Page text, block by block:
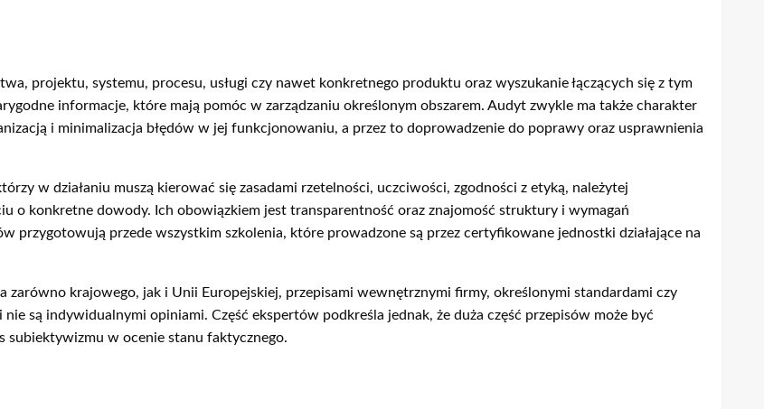
projektu, systemu, procesu, usługi czy nawet konkretnego produktu oraz wyszukanie łączących się z tym
informacje, które mają pomóc w zarządzaniu określonym obszarem. Audyt zwykle ma także charakter
i minimalizacja błędów w jej funkcjonowaniu, a przez to doprowadzenie do poprawy oraz usprawnienia
w działaniu muszą kierować się zasadami rzetelności, uczciwości, zgodności z etyką, należytej
o konkretne dowody. Ich obowiązkiem jest transparentność oraz znajomość struktury i wymagań
przygotowują przede wszystkim szkolenia, które prowadzone są przez certyfikowane jednostki działające na
krajowego, jak i Unii Europejskiej, przepisami wewnętrznymi firmy, określonymi standardami czy
są indywidualnymi opiniami. Część ekspertów podkreśla jednak, że duża część przepisów może być
subiektywizmu w ocenie stanu faktycznego.